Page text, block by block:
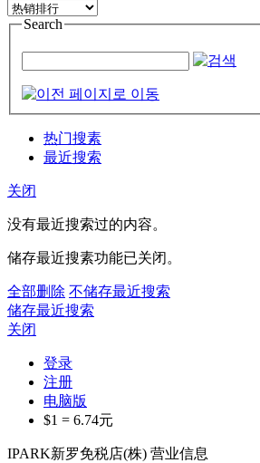
Search
热门搜素
最近搜索
关闭
没有最近搜索过的内容。
储存最近搜素功能已关闭。
全部删除 不储存最近搜索
储存最近搜索
关闭
登录
注册
电脑版
$1 = 6.74元
IPARK新罗免税店(株) 营业信息